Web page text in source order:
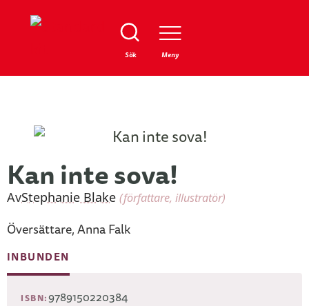
Sök
Stäng Meny
Kan inte sova!
AvStephanie Blake (författare, illustratör)
Översättare, Anna Falk
INBUNDEN
ISBN:9789150220384